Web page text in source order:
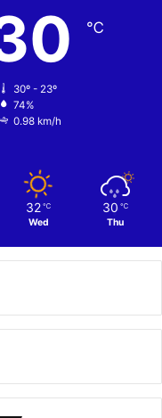
℃
30º - 23º
74%
0.98 km/h
32 ℃
Wed
30 ℃
Thu